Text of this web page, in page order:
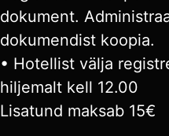
dokument.
dokumendist koopia.
• Hotellist välja
hiljemalt kell 12.00
Lisatund maksab 15€